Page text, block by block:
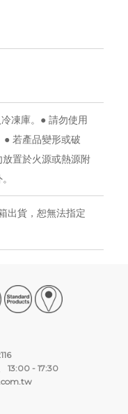
凍庫。● 請勿使用
● 若產品變形或破
置於火源或熱源附
出貨，恕無法指定
13:00 - 17:30